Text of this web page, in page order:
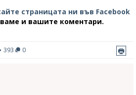
страницата ни във Facebook
и вашите коментари.
393 0